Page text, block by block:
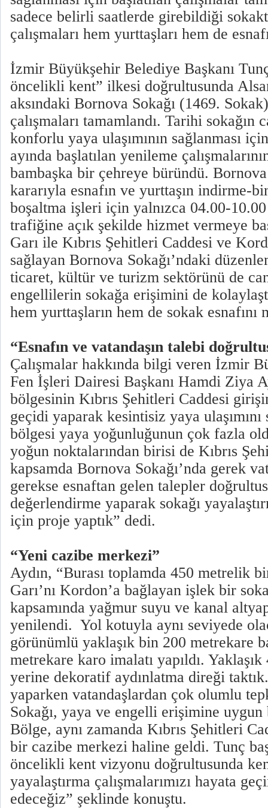
sadece belirli saatlerde girebildiği
çalışmaları hem yurttaşları hem de
İzmir Büyükşehir Belediye Başkanı
öncelikli kent” ilkesi doğrultusunda
aksındaki Bornova Sokağı (1469.
çalışmaları tamamlandı. Tarihi sokağın
konforlu yaya ulaşımının sağlanması
ayında başlatılan yenileme
bambaşka bir çehreye büründü.
kararıyla esnafın ve yurttaşın indirme-
boşaltma işleri için yalnızca 04.00-
trafiğine açık şekilde hizmet vermeye
Garı ile Kıbrıs Şehitleri Caddesi ve
sağlayan Bornova Sokağı’ndaki
ticaret, kültür ve turizm sektörünü de
engellilerin sokağa erişimini de
hem yurttaşların hem de sokak esnafını
“Esnafın ve vatandaşın talebi
Çalışmalar hakkında bilgi veren İzmir
Fen İşleri Dairesi Başkanı Hamdi Ziya
bölgesinin Kıbrıs Şehitleri Caddesi
geçidi yaparak kesintisiz yaya ulaşımını
bölgesi yaya yoğunluğunun çok fazla
yoğun noktalarından birisi de Kıbrıs
kapsamda Bornova Sokağı’nda gerek
gerekse esnaftan gelen talepler
değerlendirme yaparak sokağı
için proje yaptık” dedi.
“Yeni cazibe merkezi”
Aydın, “Burası toplamda 450 metrelik
Garı’nı Kordon’a bağlayan işlek bir
kapsamında yağmur suyu ve kanal
yenilendi. Yol kotuyla aynı seviyede
görünümlü yaklaşık bin 200 metrekare
metrekare karo imalatı yapıldı.
yerine dekoratif aydınlatma direği taktık.
yaparken vatandaşlardan çok olumlu
Sokağı, yaya ve engelli erişimine
Bölge, aynı zamanda Kıbrıs Şehitleri
bir cazibe merkezi haline geldi. Tunç
öncelikli kent vizyonu doğrultusunda
yayalaştırma çalışmalarımızı hayata
edeceğiz” şeklinde konuştu.